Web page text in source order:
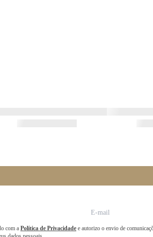
com a Política de Privacidade e autorizo o envio de